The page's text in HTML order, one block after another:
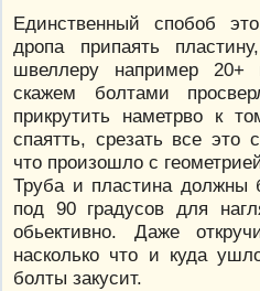
Единственный спобоб
дропа припаять
швеллеру например
скажем болтами
прикрутить наметрво к
спаятть, срезать все это
что произошло с
Труба и пластина должны
под 90 градусов для
обьективно. Даже
насколько что и куда
болты закусит.